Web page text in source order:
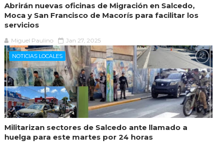
Abrirán nuevas oficinas de Migración en Salcedo,
Moca y San Francisco de Macorís para facilitar los
servicios
Miguel Paulino Jan 27, 2025
NOTICIAS LOCALES
Militarizan sectores de Salcedo ante llamado a
huelga para este martes por 24 horas